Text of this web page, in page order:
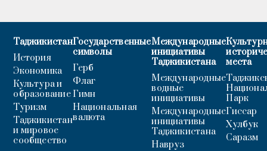
Таджикистан
История
Экономика
Культура и
образование
Туризм
Таджикистан
и мировое
сообщество
Государственные
символы
Герб
Флаг
Гимн
Национальная
валюта
Международные
инициативы
Таджикистана
Международные
водные
инициативы
Международные
инициативы
Таджикистана
Навруз
места
Парк
Гиссар
Хулбук
Саразм